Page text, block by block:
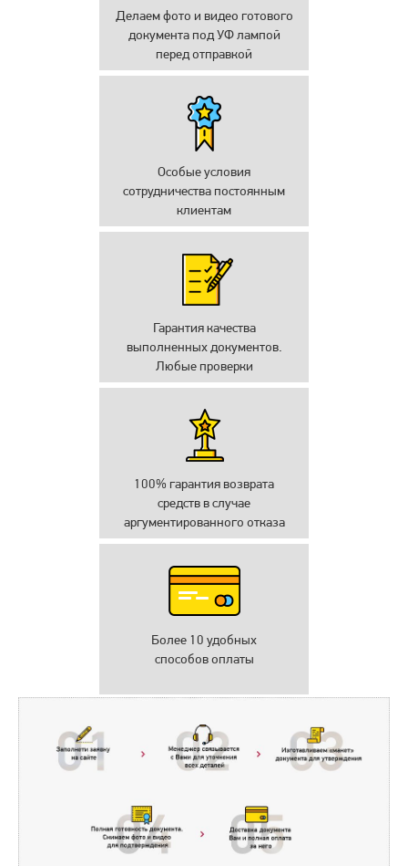
Делаем фото и видео готового
документа под УФ лампой
перед отправкой
Особые условия
сотрудничества постоянным
клиентам
Гарантия качества
выполненных документов.
Любые проверки
100% гарантия возврата
средств в случае
аргументированного отказа
Более 10 удобных
способов оплаты